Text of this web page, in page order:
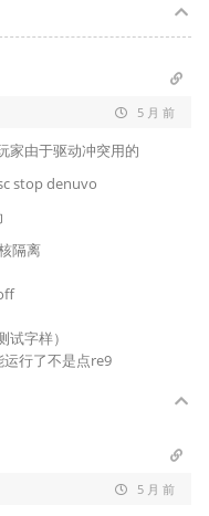
5 月 前
家由于驱动冲突用的
stop denuvo
隔离
字样）
行了不是点re9
5 月 前